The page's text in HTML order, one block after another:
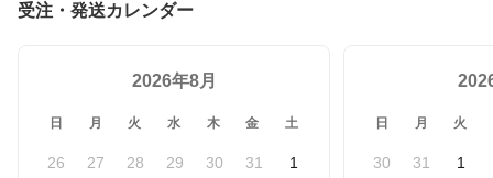
受注・発送カレンダー
2026年8月
日 月 火 水 木 金 土
26 27 28 29 30 31 1
日 月 火
30 31 1